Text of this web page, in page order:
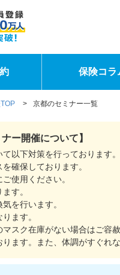
保険コラ
> 京都のセミナー一覧
ー開催について】
以下対策を行っております。
確保しております。
使用ください。
す。
を行います。
ます。
スク在庫がない場合はご容赦
ます。また、体調がすぐれ